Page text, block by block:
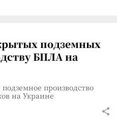
подземных
БПЛА на
производство
на Украине